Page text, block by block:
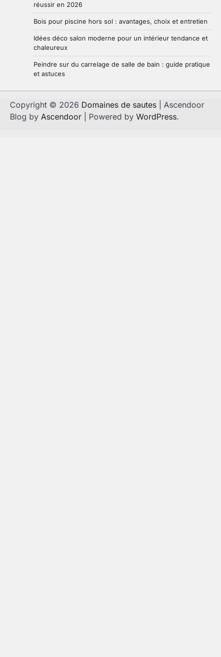
réussir en 2026
Bois pour piscine hors sol : avantages, choix et entretien
Idées déco salon moderne pour un intérieur tendance et
chaleureux
Peindre sur du carrelage de salle de bain : guide pratique
et astuces
Copyright © 2026 Domaines de sautes | Ascendoor
Blog by Ascendoor | Powered by WordPress.